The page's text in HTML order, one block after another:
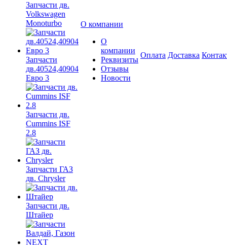
Запчасти дв.
Volkswagen
Monoturbo
Запчасти
дв.40524,40904
Евро 3
Запчасти дв.
Cummins ISF
2.8
Запчасти ГАЗ
дв. Chrysler
Запчасти дв.
Штайер
О компании
О
компании
Реквизиты
Отзывы
Новости
Оплата Доставка